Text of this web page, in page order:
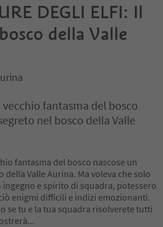
DEGLI ELFI: Il
della Valle
fantasma del bosco
nel bosco della Valle
fantasma del bosco nascose un
Valle Aurina. Ma voleva che solo
e spirito di squadra, potessero
enigmi difficili e indizi emozionanti.
se tu e la tua squadra risolverete tutti